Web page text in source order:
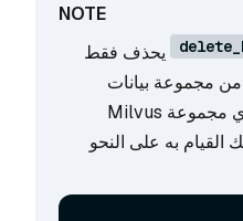
يحذف فقط
مجموعة بيانات
FiftyOne، ولن يحذف أي مجموعة Milvus
القيام به على النحو